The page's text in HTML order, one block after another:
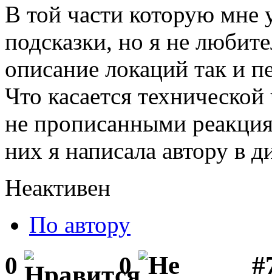
В той части которую мне
подсказки, но я не
описание локаций так и
Что касается
не прописанными
них я написала автору в
Неактивен
По автору
0 0